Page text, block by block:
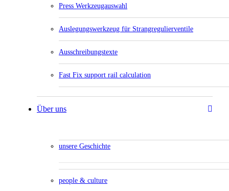
Press Werkzeugauswahl
Auslegungswerkzeug für Strangregulierventile
Ausschreibungstexte
Fast Fix support rail calculation
Über uns
unsere Geschichte
people & culture